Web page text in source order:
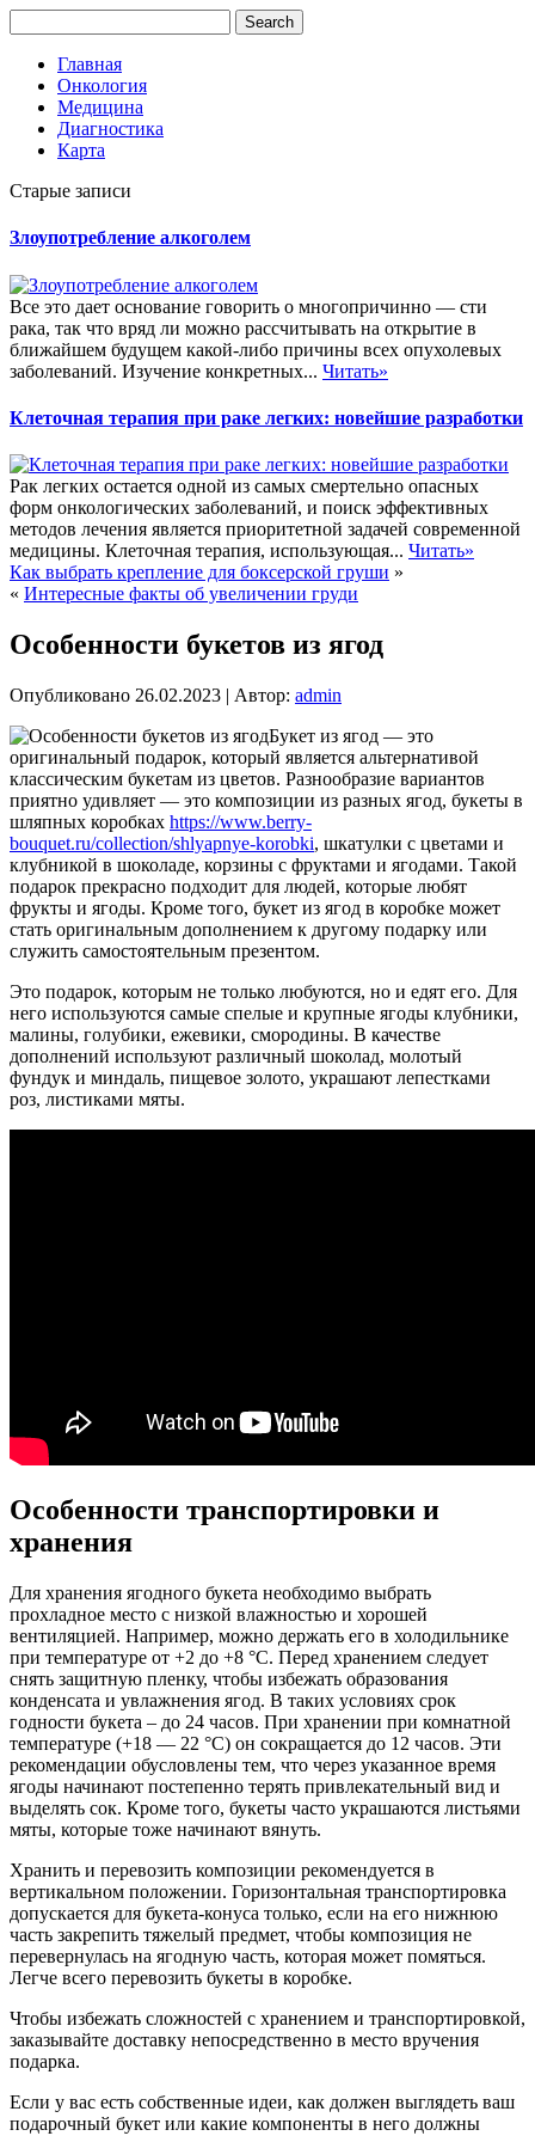
Главная
Онкология
Медицина
Диагностика
Карта
Старые записи
Злоупотребление алкоголем
Все это дает основание говорить о многопричинно — сти
рака, так что вряд ли можно рассчитывать на открытие в
ближайшем будущем какой-либо причины всех опухолевых
заболеваний. Изучение конкретных... Читать»
Клеточная терапия при раке легких: новейшие разработки
Рак легких остается одной из самых смертельно опасных
форм онкологических заболеваний, и поиск эффективных
методов лечения является приоритетной задачей современной
медицины. Клеточная терапия, использующая... Читать»
Как выбрать крепление для боксерской груши »
« Интересные факты об увеличении груди
Особенности букетов из ягод
Опубликовано 26.02.2023 | Автор: admin
Букет из ягод — это
оригинальный подарок, который является альтернативой
классическим букетам из цветов. Разнообразие вариантов
приятно удивляет — это композиции из разных ягод, букеты в
шляпных коробках https://www.berry-
bouquet.ru/collection/shlyapnye-korobki, шкатулки с цветами и
клубникой в шоколаде, корзины с фруктами и ягодами. Такой
подарок прекрасно подходит для людей, которые любят
фрукты и ягоды. Кроме того, букет из ягод в коробке может
стать оригинальным дополнением к другому подарку или
служить самостоятельным презентом.
Это подарок, которым не только любуются, но и едят его. Для
него используются самые спелые и крупные ягоды клубники,
малины, голубики, ежевики, смородины. В качестве
дополнений используют различный шоколад, молотый
фундук и миндаль, пищевое золото, украшают лепестками
роз, листиками мяты.
Особенности транспортировки и
хранения
Для хранения ягодного букета необходимо выбрать
прохладное место с низкой влажностью и хорошей
вентиляцией. Например, можно держать его в холодильнике
при температуре от +2 до +8 °С. Перед хранением следует
снять защитную пленку, чтобы избежать образования
конденсата и увлажнения ягод. В таких условиях срок
годности букета – до 24 часов. При хранении при комнатной
температуре (+18 — 22 °С) он сокращается до 12 часов. Эти
рекомендации обусловлены тем, что через указанное время
ягоды начинают постепенно терять привлекательный вид и
выделять сок. Кроме того, букеты часто украшаются листьями
мяты, которые тоже начинают вянуть.
Хранить и перевозить композиции рекомендуется в
вертикальном положении. Горизонтальная транспортировка
допускается для букета-конуса только, если на его нижнюю
часть закрепить тяжелый предмет, чтобы композиция не
перевернулась на ягодную часть, которая может помяться.
Легче всего перевозить букеты в коробке.
Чтобы избежать сложностей с хранением и транспортировкой,
заказывайте доставку непосредственно в место вручения
подарка.
Если у вас есть собственные идеи, как должен выглядеть ваш
подарочный букет или какие компоненты в него должны